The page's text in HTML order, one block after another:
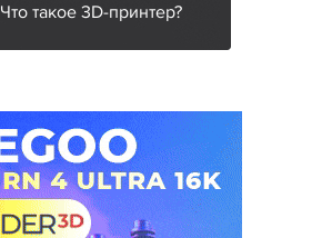
Что такое 3D-принтер?